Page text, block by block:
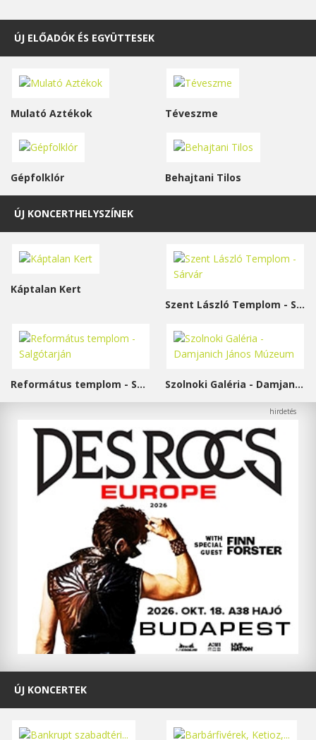
ÚJ ELŐADÓK ÉS EGYÜTTESEK
Mulató Aztékok Téveszme
Gépfolklór Behajtani Tilos
ÚJ KONCERTHELYSZÍNEK
Káptalan Kert
Szent László Templom - Sárvár
Református templom - Salgótarján Szolnoki Galéria - Damjanich János Múzeum
ÚJ KONCERTEK